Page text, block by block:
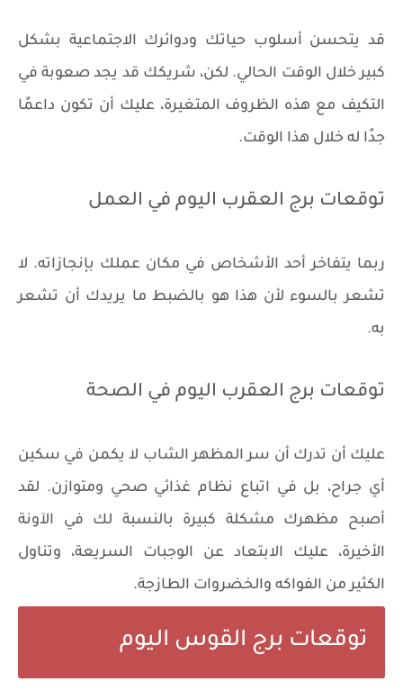
قد يتحسن أسلوب حياتك ودوائرك الاجتماعية بشكل
كبير خلال الوقت الحالي. لكن، شريكك قد يجد صعوبة في
التكيف مع هذه الظروف المتغيرة، عليك أن تكون داعمًا
جدًا له خلال هذا الوقت.
توقعات برج العقرب اليوم في العمل
ربما يتفاخر أحد الأشخاص في مكان عملك بإنجازاته. لا
تشعر بالسوء لأن هذا هو بالضبط ما يريدك أن تشعر
به.
توقعات برج العقرب اليوم في الصحة
عليك أن تدرك أن سر المظهر الشاب لا يكمن في سكين
أي جراح، بل في اتباع نظام غذائي صحي ومتوازن. لقد
أصبح مظهرك مشكلة كبيرة بالنسبة لك في الآونة
الأخيرة، عليك الابتعاد عن الوجبات السريعة، وتناول
الكثير من الفواكه والخضروات الطازجة.
توقعات برج القوس اليوم